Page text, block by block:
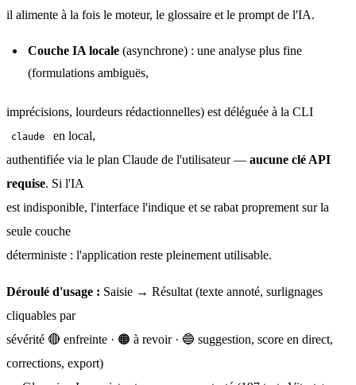
il alimente à la fois le moteur, le glossaire et le prompt de l'IA.
Couche IA locale (asynchrone) : une analyse plus fine
(formulations ambiguës,
claude
en local,
authentifiée via le plan Claude de l'utilisateur — aucune clé API
requise. Si l'IA
est indisponible, l'interface l'indique et se rabat proprement sur la
seule couche
déterministe : l'application reste pleinement utilisable.
Déroulé d'usage : Saisie → Résultat (texte annoté, surlignages
cliquables par
sévérité 🔴 enfreinte · 🟠 à revoir · 🔵 suggestion, score en direct,
corrections, export)